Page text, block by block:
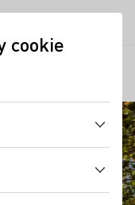
cookie